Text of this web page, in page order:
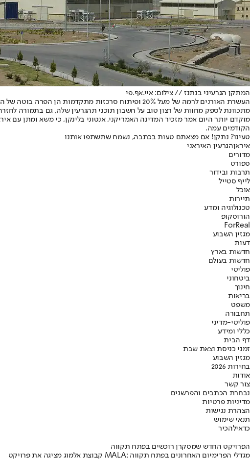
המתקן הגרעיני בנתנז // צילום: איי.אף.פי
העשרת האורנים לרמה של מעל 20% ופיתוח סרכזות
מתכוונת לספק מחוות של רצון טוב על חשבון תוכני תהגרעין שלה, גם בתמורה
מוקדם יותר היום אמר מזכיר המדינה האמריקני, אנטוני בלינקן, כי משא ומתן עם
הקודמים עמה.
טעינו? נתקן! אם מצאתם טעות בכתבה, נשמח שתשתפו אותנו
איראןהגרעין האיראני
מדורים
ספורט
תרבות ובידור
לייף סטייל
אוכל
תיירות
טכנולוגיה ומדע
הורוסקופ
ForReal
מגזין השבוע
דעות
חדשות בארץ
חדשות בעולם
פוליטי
ביטחוני
חינוך
בריאות
משפט
תחבורה
פוליטי-מדיני
כללי ומידע
דף הבית
זמני כניסת וצאת שבת
מגזין השבוע
בחירות 2026
אודות
צור קשר
נבחרת הכתבים והפרשנים
מדיניות פרטיות
הצהרת נגישות
תנאי שימוש
כדאילהכיר
הפרויקט החדש שמסקרן רוכשים בפתח תקווה
קבוצת אלמוג מציגה את פרויקט MALA: מגדלי הפרימיום האחרונים בפתח תקווה